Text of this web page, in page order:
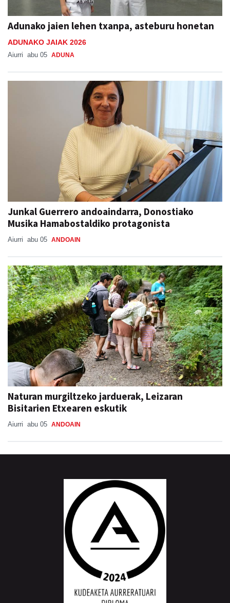
Adunako jaien lehen txanpa, asteburu honetan
ADUNAKO JAIAK 2026
Aiurri abu 05 ADUNA
Junkal Guerrero andoaindarra, Donostiako
Musika Hamabostaldiko protagonista
Aiurri abu 05 ANDOAIN
Naturan murgiltzeko jarduerak, Leizaran
Bisitarien Etxearen eskutik
Aiurri abu 05 ANDOAIN